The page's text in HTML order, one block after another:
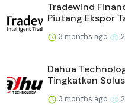
Tradewind
Piutang Ekspor
3 months ago
Dahua
Tingkatkan
3 months ago